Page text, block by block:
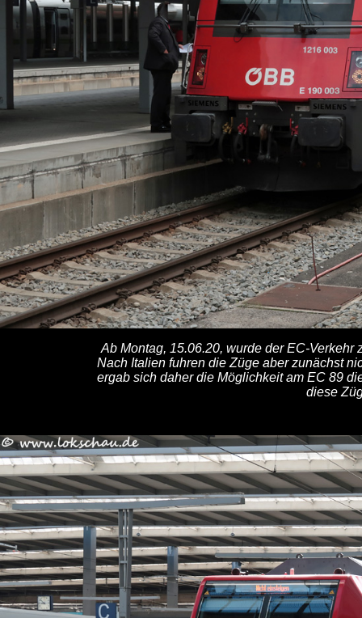
Ab Montag, 15.06.20, wurde der EC-
Nach Italien fuhren die Züge aber zunächst
ergab sich daher die Möglichkeit am EC 89
diese